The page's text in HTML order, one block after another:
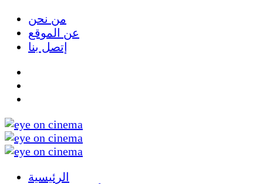
من نحن
عن الموقع
إتصل بنا
الرئيسية